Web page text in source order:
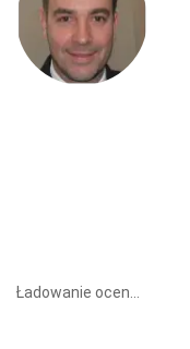
Ładowanie ocen...